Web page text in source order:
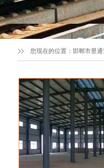
您现在的位置： 邯郸市昱